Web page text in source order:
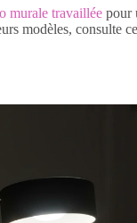
murale travaillée pour
modèles, consulte